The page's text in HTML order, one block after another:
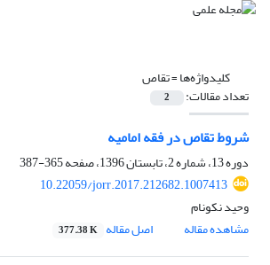
کلیدواژه‌ها =تقاص
تعداد مقالات: 2
شروط تقاص در فقه امامیه
دوره 13، شماره 2، تابستان 1396، صفحه
365-387
10.22059/jorr.2017.212682.1007413
وحید نکونام
مشاهده مقاله
اصل مقاله 377.38 K